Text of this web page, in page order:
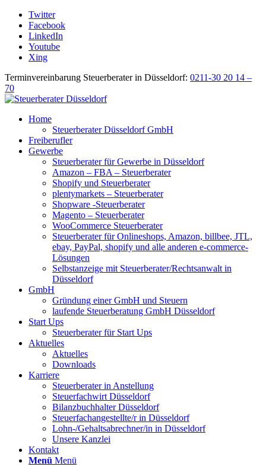
Twitter
Facebook
LinkedIn
Youtube
Xing
Terminvereinbarung Steuerberater in Düsseldorf: 0211-30 20 14 –
70
Home
Steuerberater Düsseldorf GmbH
Freiberufler
Gewerbe
Steuerberater für Gewerbe in Düsseldorf
Amazon – FBA – Steuerberater
Shopify und Steuerberater
plentymarkets – Steuerberater
Shopware -Steuerberater
Magento – Steuerberater
WooCommerce Steuerberater
Steuerberater für Onlineshops, Amazon, billbee, JTL,
ebay, PayPal, shopify und alle anderen e-commerce-
Lösungen
Selbstanzeige mit Steuerberater/Rechtsanwalt in
Düsseldorf
GmbH
Gründung einer GmbH und Steuern
laufende Steuerberatung GmbH Düsseldorf
Start Ups
Steuerberater für Start Ups
Aktuelles
Aktuelles
Downloads
Karriere
Steuerberater in Anstellung
Steuerfachwirt Düsseldorf
Bilanzbuchhalter Düsseldorf
Steuerfachangestellte/r in Düsseldorf
Lohn-/Gehaltsabrechner/in in Düsseldorf
Unsere Kanzlei
Kontakt
Menü Menü